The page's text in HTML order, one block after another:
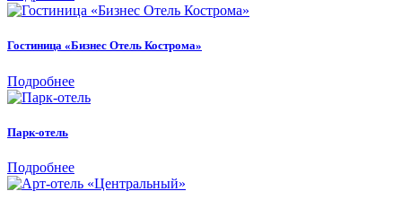
Гостиница «Бизнес Отель Кострома»
Подробнее
Парк-отель
Подробнее